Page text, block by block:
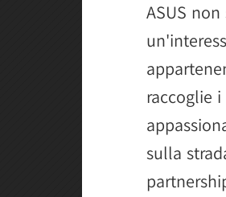
ASUS
raccoglie
sulla